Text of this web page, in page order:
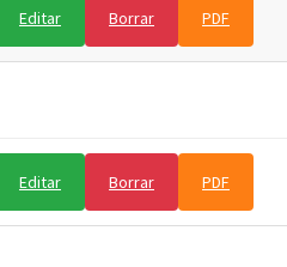
Editar Borrar PDF
Editar Borrar PDF